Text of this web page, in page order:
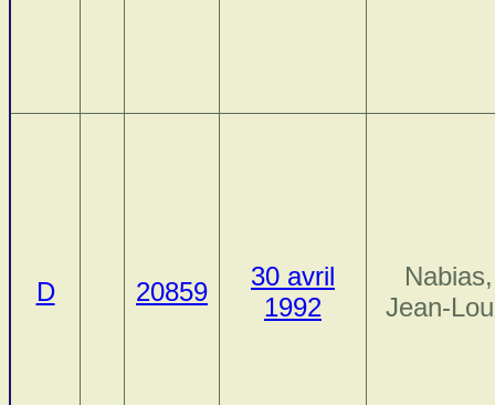
D 20859
30 avril
1992
Nabias,
Jean-